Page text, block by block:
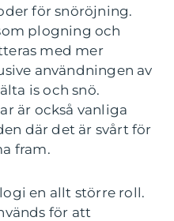
för snöröjning.
plogning och
med mer
användningen av
is och snö.
är också vanliga
där det är svårt för
fram.
en allt större roll.
för att